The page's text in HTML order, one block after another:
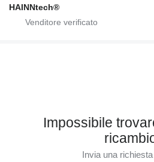
HAINNtech®
Impossibile
Invia una